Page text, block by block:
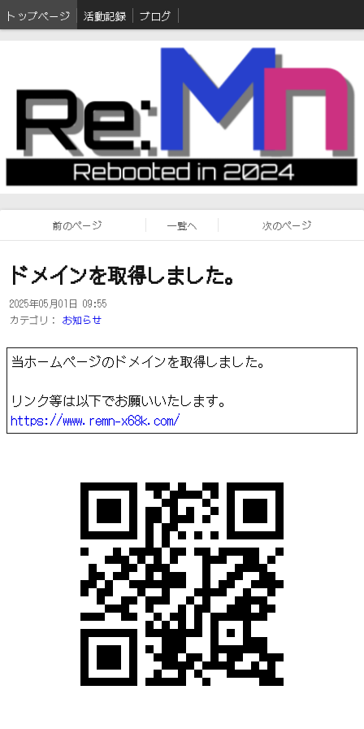
トップページ 活動記録 ブログ
前のページ 一覧へ 次のページ
ドメインを取得しました。
2025年05月01日 09:55
カテゴリ： お知らせ
当ホームページのドメインを取得しました。
リンク等は以下でお願いいたします。
https://www.remn-x68k.com/